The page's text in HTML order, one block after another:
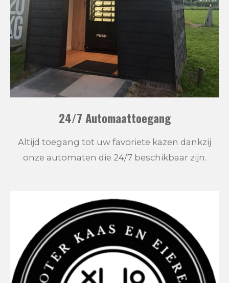
24/7 Automaattoegang
Altijd toegang tot uw favoriete kazen dankzij
onze automaten die 24/7 beschikbaar zijn.